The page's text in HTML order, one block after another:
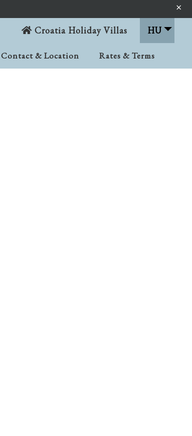
×
Croatia Holiday Villas HU
Contact & Location Rates & Terms